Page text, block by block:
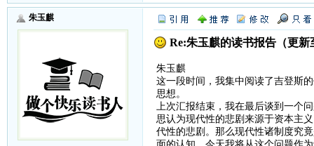
朱玉麒
Re:朱玉麒的读书报告（更新
朱玉麒
这一段时间，我集中阅读了吉登斯
思想。
上次汇报结束，我在最后谈到一个
思认为现代性的悲剧来源于资本主
代性的悲剧。那么现代性诸制度究
面的认知，今天我将从这个问题作